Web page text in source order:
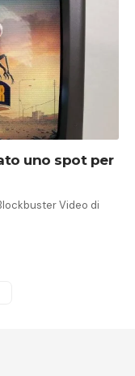
uno spot per
Video di